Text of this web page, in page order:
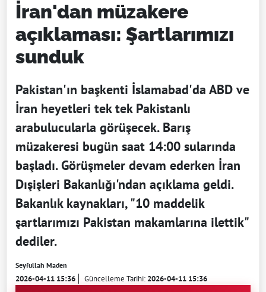
İran'dan müzakere
açıklaması: Şartlarımızı
sunduk
Pakistan'ın başkenti İslamabad'da ABD ve
İran heyetleri tek tek Pakistanlı
arabulucularla görüşecek. Barış
müzakeresi bugün saat 14:00 sularında
başladı. Görüşmeler devam ederken İran
Dışişleri Bakanlığı'ndan açıklama geldi.
Bakanlık kaynakları, "10 maddelik
şartlarımızı Pakistan makamlarına ilettik"
dediler.
Seyfullah Maden
2026-04-11 15:36 Güncelleme Tarihi:2026-04-11 15:36